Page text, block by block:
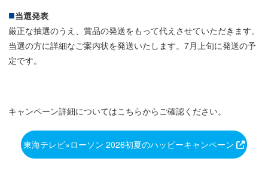
当選発表
厳正な抽選のうえ、賞品の発送をもって代えさせていただきます。
当選の方に詳細なご案内状を発送いたします。7月上旬に発送の予
定です。
キャンペーン詳細についてはこちらからご確認ください。
東海テレビ×ローソン 2026初夏のハッピーキャンペーン